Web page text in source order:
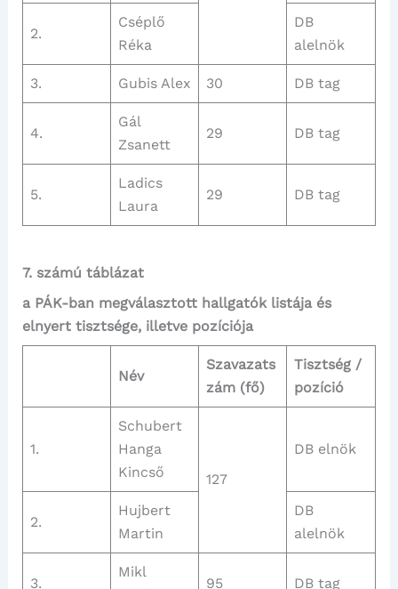
2.
Cséplő
Réka
DB
alelnök
3. Gubis Alex 30 DB tag
4.
Gál
Zsanett
29 DB tag
5.
Ladics
Laura
29 DB tag
7. számú táblázat
a PÁK-ban megválasztott hallgatók listája és
elnyert tisztsége, illetve pozíciója
Név
Szavazats
zám (fő)
Tisztség /
pozíció
1.
Schubert
Hanga
Kincső
127
DB elnök
2.
Hujbert
Martin
DB
alelnök
3.
Mikl
95 DB tag